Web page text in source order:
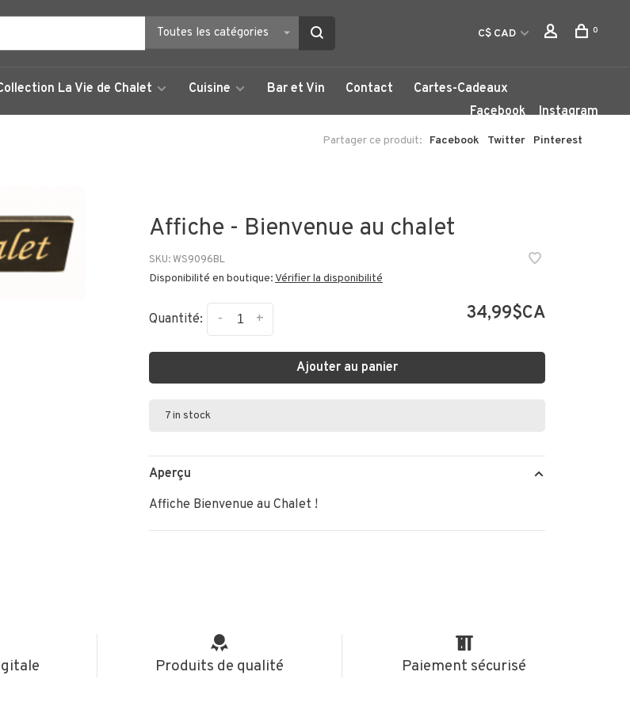
Toutes les catégories C$ CAD 0
La Vie de Chalet Cuisine Bar et Vin Contact
Cartes-Cadeaux
Facebook
Instagram
Partager ce produit: Facebook Twitter Pinterest
Affiche - Bienvenue au chalet
SKU:WS9096BL
Disponibilité en boutique:Vérifier la disponibilité
Quantité: +
- 34,99$CA
Ajouter au panier
7 in stock
Aperçu
Affiche Bienvenue au Chalet !
Produits de qualité Paiement sécurisé